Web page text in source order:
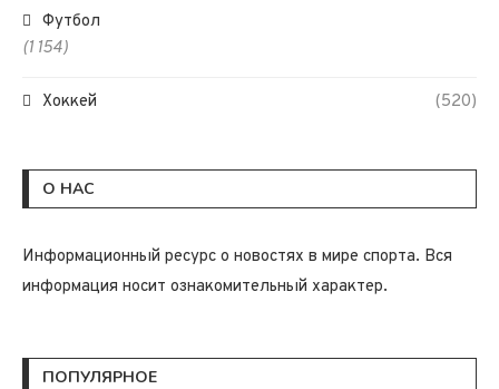
Футбол
(1 154)
Хоккей (520)
О НАС
Информационный ресурс о новостях в мире спорта. Вся
информация носит ознакомительный характер.
ПОПУЛЯРНОЕ